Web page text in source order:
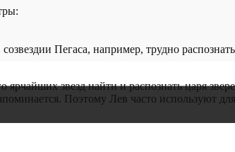
Пегаса, например, трудно распознать
звезд найти и распознать царя
Поэтому Лев часто используют для